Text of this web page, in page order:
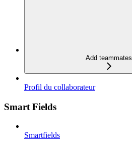
Add teammates
Profil du collaborateur
Smart Fields
Smartfields